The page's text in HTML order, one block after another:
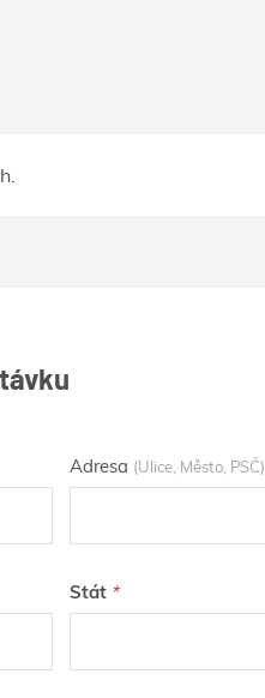
Adresa (Ulice, Město, PSČ)
Stát